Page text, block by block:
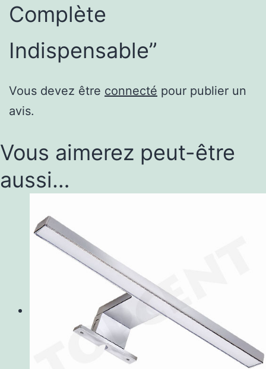
Complète
Indispensable”
Vous devez être connecté pour publier un
avis.
Vous aimerez peut-être
aussi…